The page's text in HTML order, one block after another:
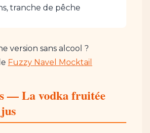
tranche de pêche
version sans alcool ?
Fuzzy Navel Mocktail
— La vodka fruitée